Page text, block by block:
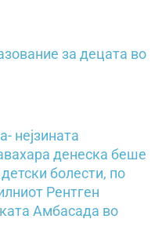
за децата во
нејзината
денеска беше
болести, по
Рентген
Амбасада во